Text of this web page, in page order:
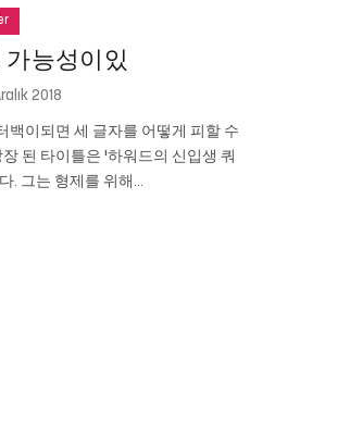
가능성이있
2018
백이되면 세 글자를 어떻게 피할 수
된 타이틀은 '하워드의 신입생 쿼
. 그는 형제를 위해...